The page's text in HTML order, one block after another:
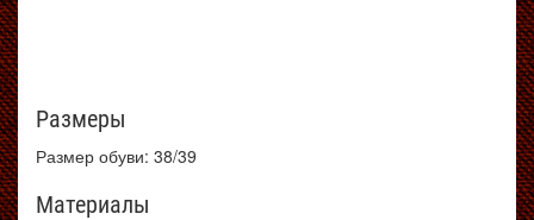
Размеры
Размер обуви: 38/39
Материалы